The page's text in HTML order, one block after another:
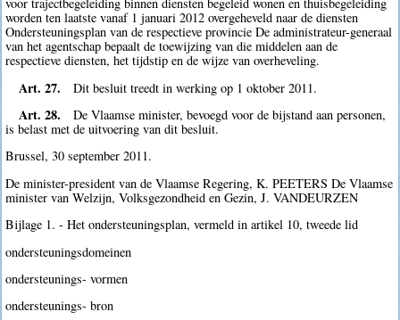
worden ten laatste vanaf 1 januari 2012 overgeheveld naar de diensten
Ondersteuningsplan van de respectieve provincie De administrateur-generaal
van het agentschap bepaalt de toewijzing van die middelen aan de
respectieve diensten, het tijdstip en de wijze van overheveling.
Art. 27. Dit besluit treedt in werking op 1 oktober 2011.
Art. 28.
De Vlaamse minister, bevoegd voor de bijstand aan personen,
is belast met de uitvoering van dit besluit.
Brussel, 30 september 2011.
De minister-president van de Vlaamse Regering, K. PEETERS De Vlaamse
minister van Welzijn, Volksgezondheid en Gezin, J. VANDEURZEN
Bijlage 1. - Het ondersteuningsplan, vermeld in artikel 10, tweede lid
ondersteuningsdomeinen
ondersteunings- vormen
ondersteunings- bron